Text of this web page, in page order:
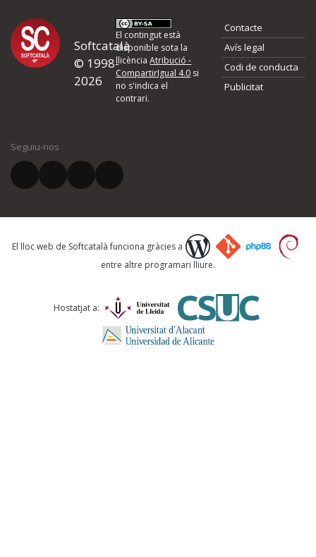
Proposeu-nos millores o
d'errors
Si heu trobat un error o voleu proposar alguna millora, ompliu els
quina és la millora que proposeu o l'error del qual voleu informar-
El vostre correu electrònic *
Què proposeu?
Comentari *
Softcatalà
© 1998-
2026
El contingut està
disponible sota la
llicènciaAtribució -
CompartirIgual 4.0 si
no s'indica el
contrari.
Contacte
Avís legal
Codi de conducta
Publicitat
Seguiu-nos
El lloc web de Softcatalà funciona gràcies a
entre altre programari lliure.
Hostatjat a: